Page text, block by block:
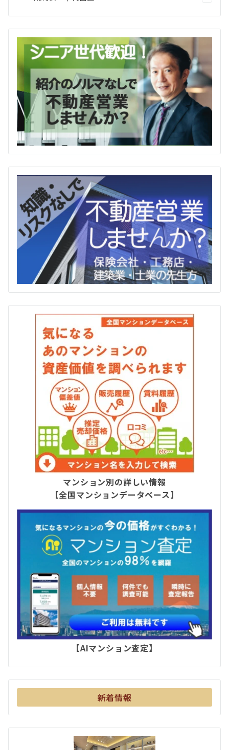
マンション別の詳しい情報
【全国マンションデータベース】
【AIマンション査定】
新着情報